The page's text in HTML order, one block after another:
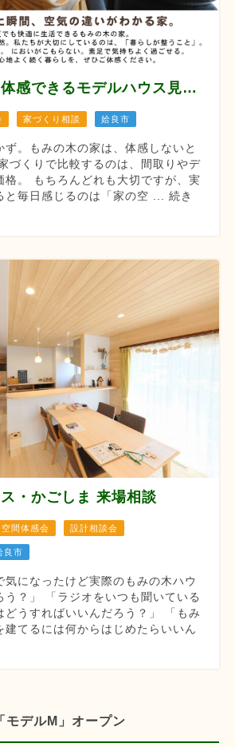
空気の違いを体感できるモデルハウス見学会 【8月12/13/14/22/23/29/30】
家づくり相談 姶良市
ず。もみの木の家は、体感しないと
づくりで比較するのは、間取りやデ
格。 もちろんどれも大切ですが、実
と毎日感じるのは「家の空 ... 続き
・かごしま 来場相談
空間体感会 設計相談会
良市
気になったけど実際のもみの木ハウ
う？」 「ラジオをいつも聞いている
どうすればいいんだろう？」 「もみ
建てるには何からはじめたらいいん
モデルM」オープン